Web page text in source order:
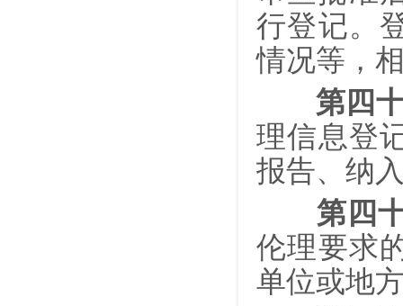
行登记。
情况等，
第四
理信息登
报告、纳
第四
伦理要求
单位或地